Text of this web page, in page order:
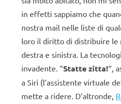
in effetti sappiamo che
nostra mail nelle liste di
loro il diritto di distribuire le
destra e sinistra. La
invadente. “Statte zitta!“,
a Siri (l’assistente virtuale
mette a ridere. D’altronde,